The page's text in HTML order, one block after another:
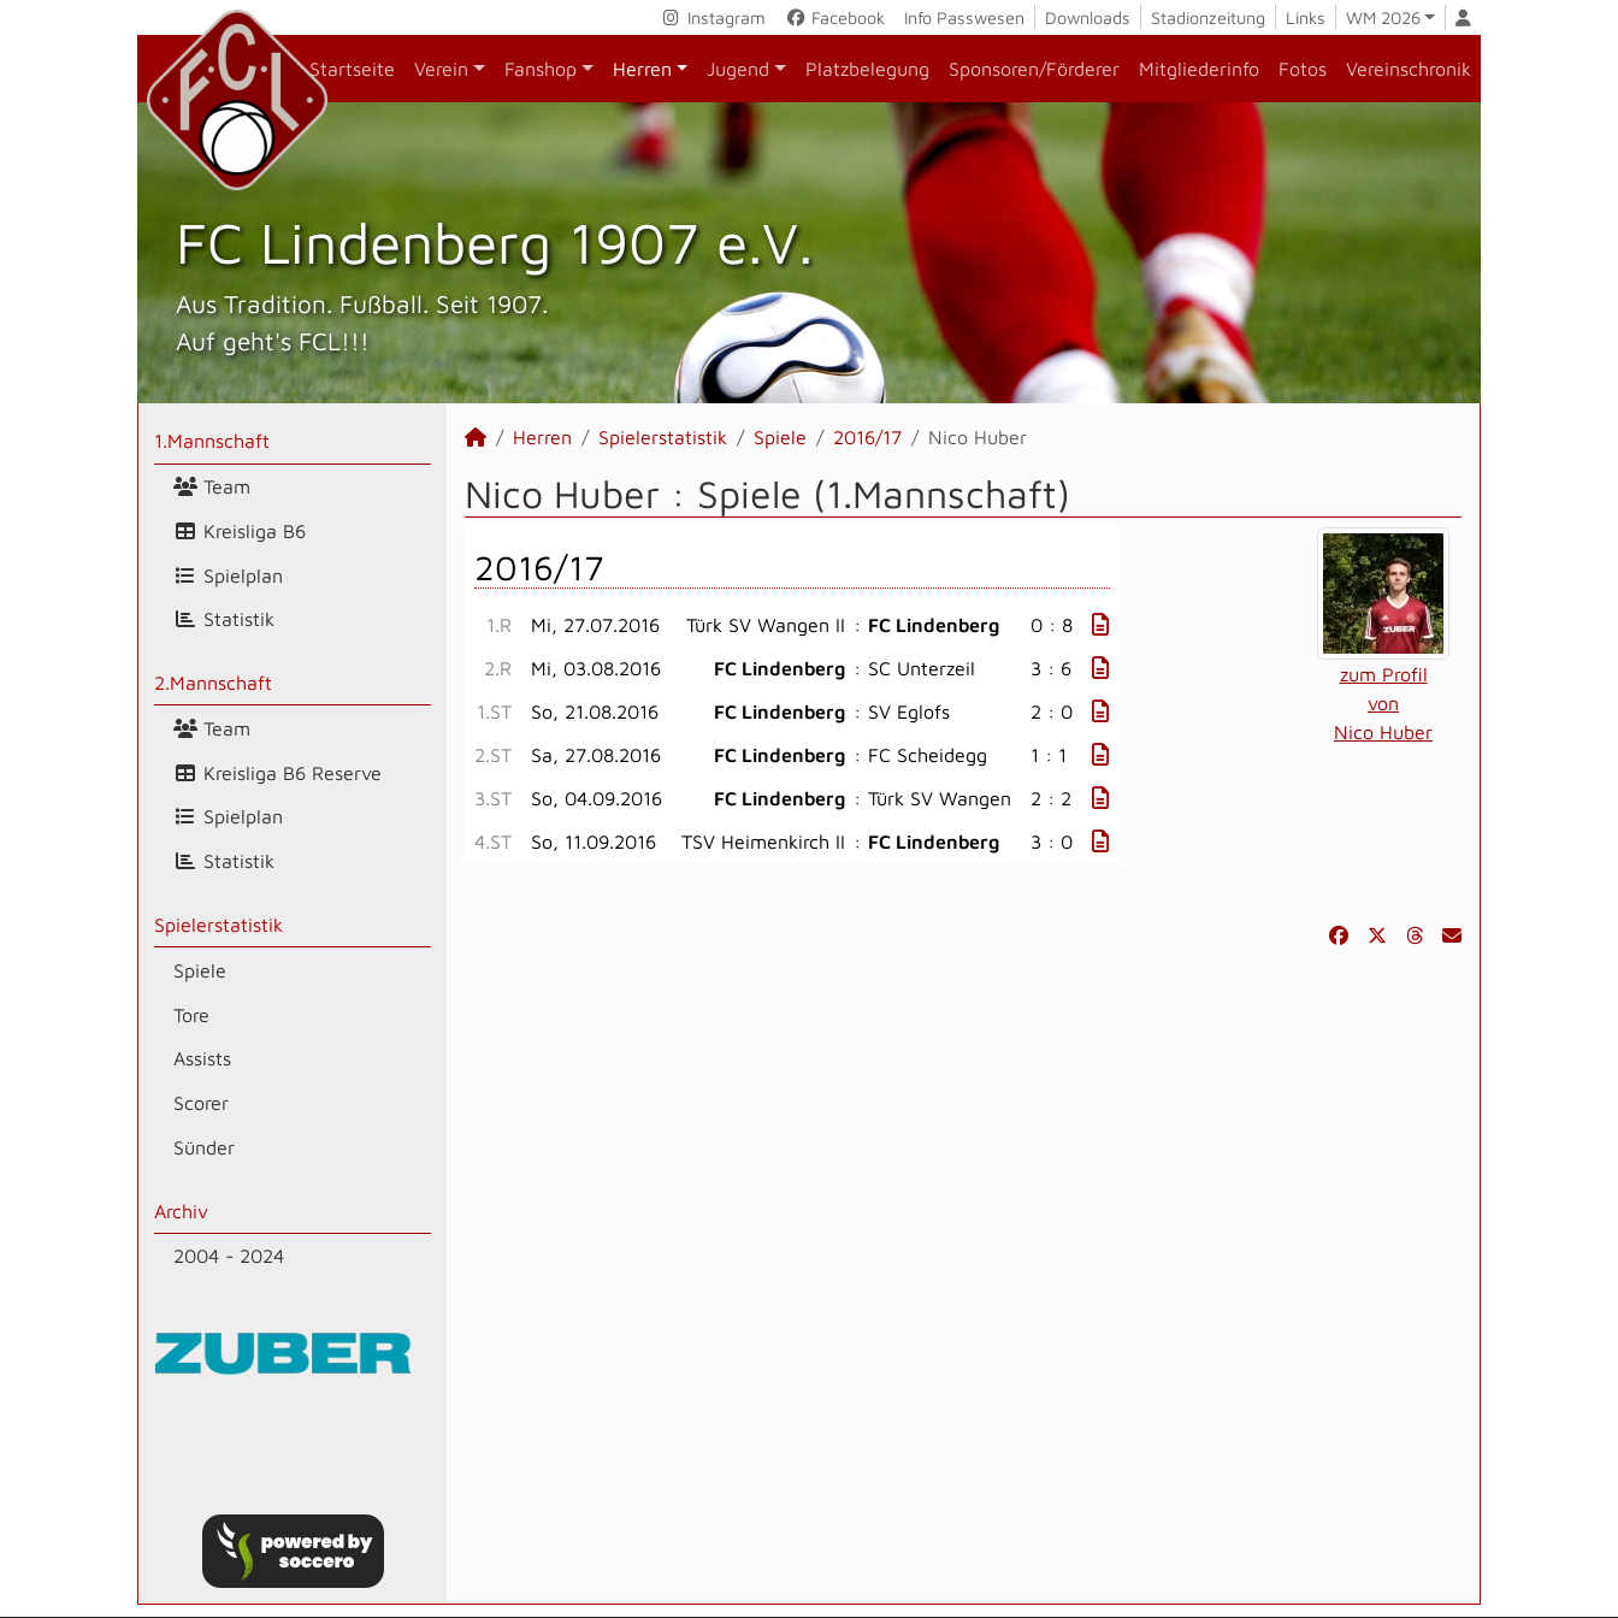
Instagram Facebook Info Passwesen Downloads Stadionzeitung Links WM 2026
Startseite Verein Fanshop Herren Jugend Platzbelegung Sponsoren/Förderer Mitgliederinfo Fotos Vereinschronik
FC Lindenberg 1907 e.V.
Aus Tradition. Fußball. Seit 1907.
Auf geht's FCL!!!
1.Mannschaft
Team
Kreisliga B6
Spielplan
Statistik
2.Mannschaft
Team
Kreisliga B6 Reserve
Spielplan
Statistik
Spielerstatistik
Spiele
Tore
Assists
Scorer
Sünder
Archiv
2004 - 2024
Herren Spielerstatistik Spiele 2016/17 Nico Huber
Nico Huber : Spiele (1.Mannschaft)
zum Profil
von
Nico Huber
2016/17
1.R Mi, 27.07.2016 Türk SV Wangen II : FC Lindenberg
0 : 8
2.R
Mi, 03.08.2016 FC Lindenberg : SC Unterzeil
3 : 6
1.ST
So, 21.08.2016 FC Lindenberg : SV Eglofs
2 : 0
2.ST
Sa, 27.08.2016 FC Lindenberg : FC Scheidegg
1 : 1
3.ST
So, 04.09.2016 FC Lindenberg : Türk SV Wangen
2 : 2
4.ST
So, 11.09.2016 TSV Heimenkirch II : FC Lindenberg 3 : 0